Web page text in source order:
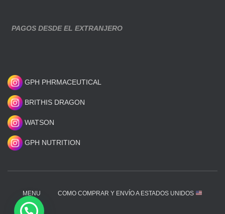
PAGOS DESDE EL EXTRANJERO
GPH PHRMACEUTICAL
BRITHIS DRAGON
WATSON
GPH NUTRITION
MENU COMO COMPRAR Y ENVÍO A ESTADOS UNIDOS